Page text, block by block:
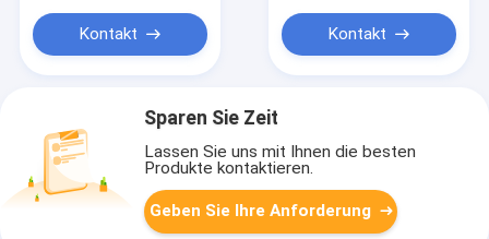
Kontakt Kontakt
Sparen Sie Zeit
Lassen Sie uns mit Ihnen die besten
Produkte kontaktieren.
Geben Sie Ihre Anforderung